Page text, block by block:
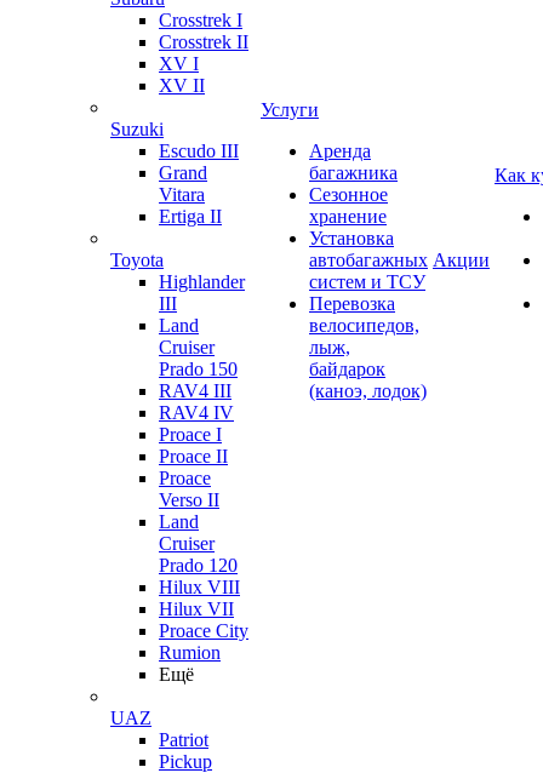
Crosstrek I
Crosstrek II
XV I
XV II
Suzuki
Escudo III
Grand
Vitara
Ertiga II
Toyota
Highlander
III
Land
Cruiser
Prado 150
RAV4 III
RAV4 IV
Proace I
Proace II
Proace
Verso II
Land
Cruiser
Prado 120
Hilux VIII
Hilux VII
Proace City
Rumion
Ещё
UAZ
Patriot
Pickup
Услуги
Аренда
багажника
Сезонное
хранение
Установка
автобагажных
систем и ТСУ
Перевозка
велосипедов,
лыж,
байдарок
(каноэ, лодок)
Акции
Как